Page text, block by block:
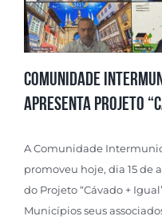
COMUNIDADE
APRESENTA PROJETO
A Comunidade
promoveu hoje, dia 15 de
do Projeto “Cávado +
Municípios seus